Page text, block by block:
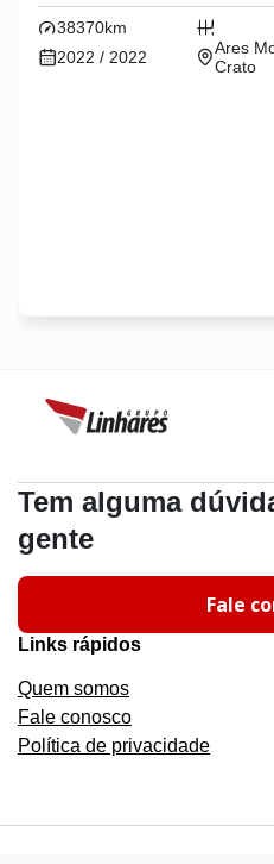
38370km
2022 / 2022
Ares
Crato
Tem alguma
gente
Fale
Links rápidos
Quem somos
Fale conosco
Política de privacidade